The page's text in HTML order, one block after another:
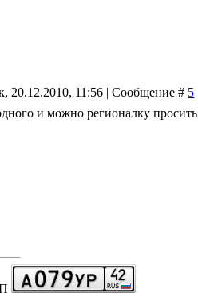
20.12.2010, 11:56 | Сообщение # 5
и можно регионалку просить